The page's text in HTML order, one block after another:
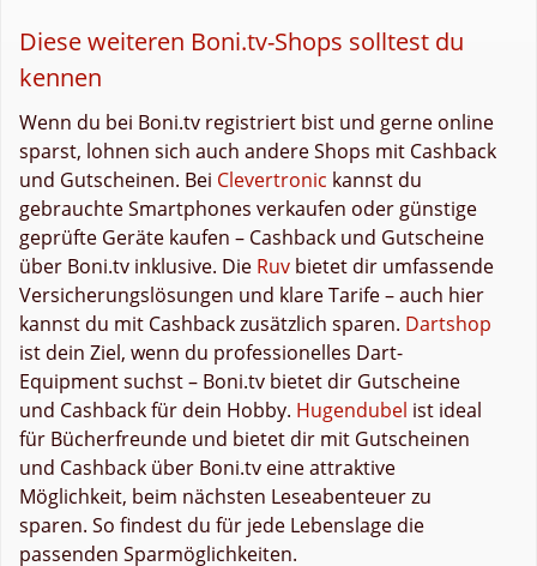
Diese weiteren Boni.tv-Shops solltest du
kennen
Wenn du bei Boni.tv registriert bist und gerne online
sparst, lohnen sich auch andere Shops mit Cashback
und Gutscheinen. Bei Clevertronic kannst du
gebrauchte Smartphones verkaufen oder günstige
geprüfte Geräte kaufen – Cashback und Gutscheine
über Boni.tv inklusive. Die Ruv bietet dir umfassende
Versicherungslösungen und klare Tarife – auch hier
kannst du mit Cashback zusätzlich sparen. Dartshop
ist dein Ziel, wenn du professionelles Dart-
Equipment suchst – Boni.tv bietet dir Gutscheine
und Cashback für dein Hobby. Hugendubel ist ideal
für Bücherfreunde und bietet dir mit Gutscheinen
und Cashback über Boni.tv eine attraktive
Möglichkeit, beim nächsten Leseabenteuer zu
sparen. So findest du für jede Lebenslage die
passenden Sparmöglichkeiten.